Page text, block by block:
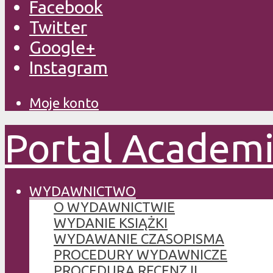
Facebook
Twitter
Google+
Instagram
Moje konto
Portal
WYDAWNICTWO
O WYDAWNICTWIE
WYDANIE KSIĄŻKI
WYDAWANIE CZASOPISMA
PROCEDURY WYDAWNICZE